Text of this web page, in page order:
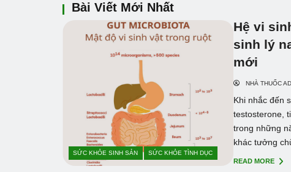
Bài Viết Mới Nhất
SỨC KHỎE SINH SẢN SỨC KHỎE TÌNH DỤC
Hệ vi
sinh lý
mới
NHÀ THUỐC
Khi nhắc đến
testosterone,
trong những
khác tưởng
READ MORE